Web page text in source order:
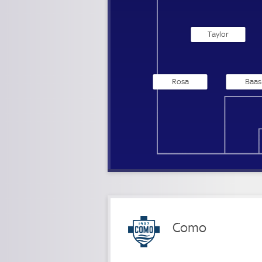
Baas
Rosa
Taylor
Como